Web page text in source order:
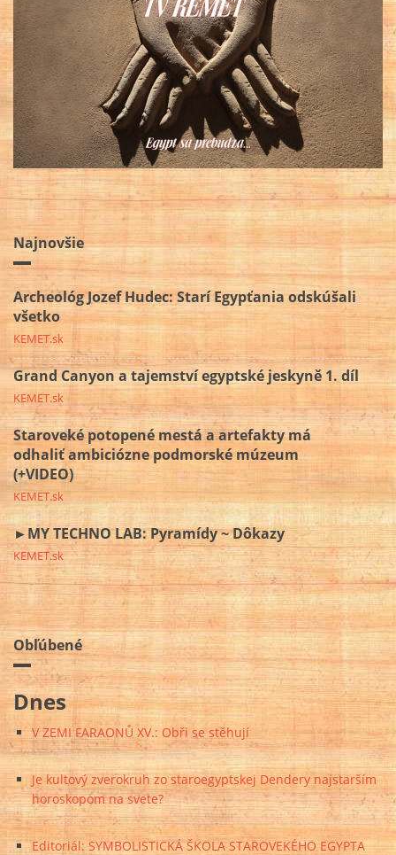
Najnovšie
Archeológ Jozef Hudec: Starí Egypťania odskúšali
všetko
KEMET.sk
Grand Canyon a tajemství egyptské jeskyně 1. díl
KEMET.sk
Staroveké potopené mestá a artefakty má
odhaliť ambiciózne podmorské múzeum
(+VIDEO)
KEMET.sk
►MY TECHNO LAB: Pyramídy ~ Dôkazy
KEMET.sk
Obľúbené
Dnes
V ZEMI FARAONŮ XV.: Obři se stěhují
Je kultový zverokruh zo staroegyptskej Dendery najstarším
horoskopom na svete?
Editoriál: SYMBOLISTICKÁ ŠKOLA STAROVEKÉHO EGYPTA